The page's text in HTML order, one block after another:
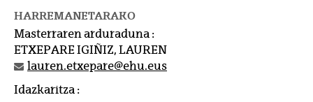
HARREMANETARAKO
Masterraren arduraduna :
ETXEPARE IGIÑIZ, LAUREN
lauren.etxepare@ehu.eus
Idazkaritza :